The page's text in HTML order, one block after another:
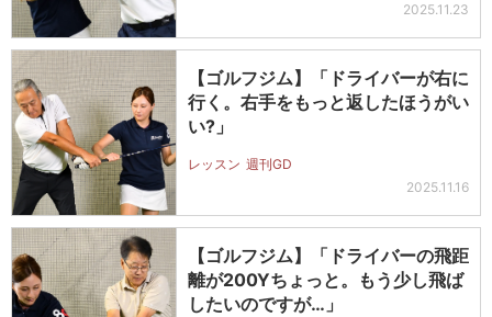
2025.11.23
【ゴルフジム】「ドライバーが右に
行く。右手をもっと返したほうがい
い?」
レッスン 週刊GD
2025.11.16
【ゴルフジム】「ドライバーの飛距
離が200Yちょっと。もう少し飛ば
したいのですが…」